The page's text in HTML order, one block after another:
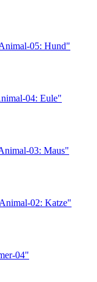
05: Hund"
04: Eule"
03: Maus"
02: Katze"
04"